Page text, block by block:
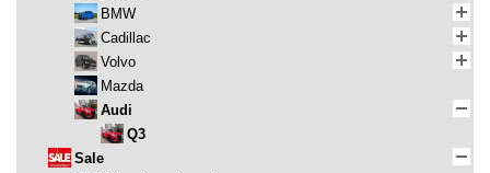
BMW
Cadillac
Volvo
Mazda
Audi
Q3
Sale